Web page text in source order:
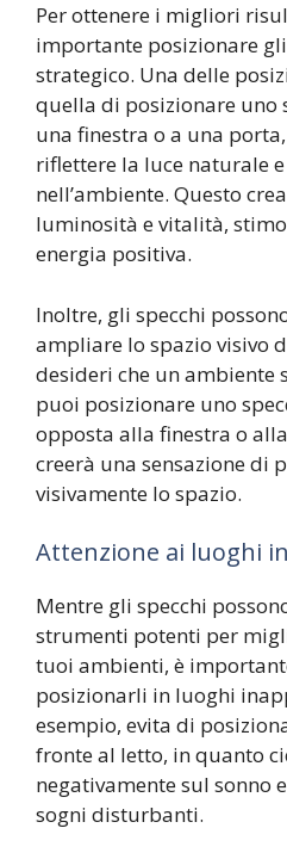
Per ottenere i migliori
importante posizionare
strategico. Una delle
quella di posizionare uno
una finestra o a una
riflettere la luce naturale
nell’ambiente. Questo
luminosità e vitalità,
energia positiva.
Inoltre, gli specchi
ampliare lo spazio visivo
desideri che un ambiente
puoi posizionare uno
opposta alla finestra o
creerà una sensazione di
visivamente lo spazio.
Attenzione ai luoghi
Mentre gli specchi
strumenti potenti per
tuoi ambienti, è
posizionarli in luoghi
esempio, evita di
fronte al letto, in quanto
negativamente sul sonno
sogni disturbanti.